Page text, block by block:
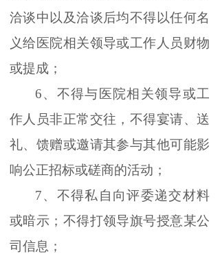
洽谈中以及洽谈后均不得以任何名
义给医院相关领导或工作人员财物
或提成；
6、不得与医院相关领导或工
作人员非正常交往，不得宴请、送
礼、馈赠或邀请其参与其他可能影
响公正招标或磋商的活动；
7、不得私自向评委递交材料
或暗示；不得打领导旗号授意某公
司信息；